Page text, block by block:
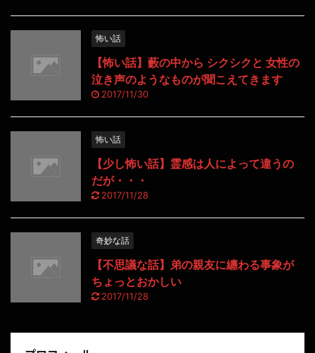
怖い話
【怖い話】藪の中から シクシクと 女性の
泣き声のようなものが聞こえてきます
2017/11/30
怖い話
【少し怖い話】霊感は人によって違うの
だが・・・
2017/11/28
奇妙な話
【不思議な話】弟の親友に纏わる事象が
ちょっとおかしい
2017/11/28